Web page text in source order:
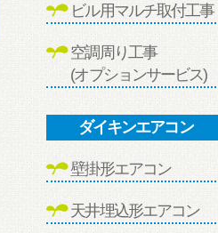
ビル用マルチ取付工事
空調周り工事
(オプションサービス)
ダイキンエアコン
壁掛形エアコン
天井埋込形エアコン